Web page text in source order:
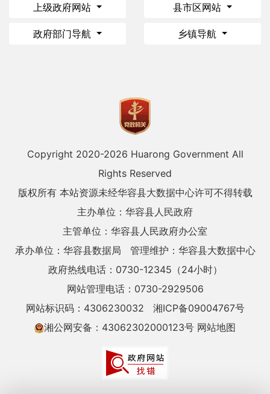
上级政府网站 县市区网站
政府部门导航 乡镇导航
Copyright 2020-2026 Huarong Government All
Rights Reserved
版权所有 本站资源未经华容县大数据中心许可不得转载
主办单位：华容县人民政府
主管单位：华容县人民政府办公室
承办单位：华容县数据局
管理维护：华容县大数据中心
政府热线电话：0730-12345（24小时）
网站管理电话：0730-2929506
网站标识码：4306230032
湘ICP备09004767号
湘公网安备：43062302000123号 网站地图